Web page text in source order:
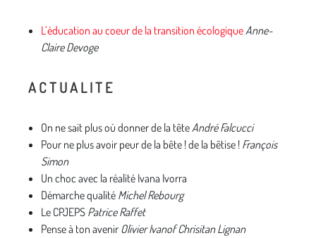
L’éducation au coeur de la transition écologiqueAnne-
Claire Devoge
A C T U A L I T E
On ne sait plus où donner de la têteAndré Falcucci
Pour ne plus avoir peur de la bête ! de la bêtise ! François
Simon
Un choc avec la réalité Ivana Ivorra
Démarche qualité Michel Rebourg
Le CPJEPS Patrice Raffet
Pense à ton avenir Olivier Ivanof Chrisitan Lignan